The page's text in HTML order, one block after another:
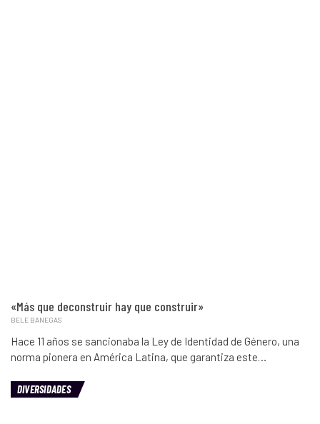
«Más que deconstruir hay que construir»
BELE BANEGAS
Hace 11 años se sancionaba la Ley de Identidad de Género, una
norma pionera en América Latina, que garantiza este…
DIVERSIDADES